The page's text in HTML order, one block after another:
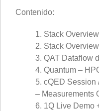
Contenido:
1. Stack
2. Stack
3. QAT Dataflow
4. Quantum –
5. cQED Session
– Measurements
6. 1Q Live Demo